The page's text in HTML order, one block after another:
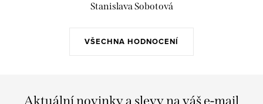
VŠECHNA HODNOCENÍ
Stanislava Sobotová